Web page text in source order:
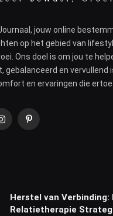
jouw online
op het gebied van
Ons doel is om jou te
gebalanceerd en vervullend
en ervaringen die ertoe
InstagramPinterest
Herstel van
Relatietherapie